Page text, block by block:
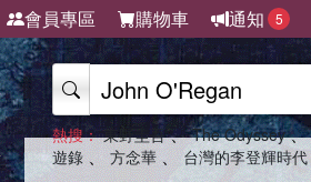
會員專區 購物車 通知 5
熱搜： 東野圭吾 、 The Odyssey 、
遊錄 、 方念華 、 台灣的李登輝時代